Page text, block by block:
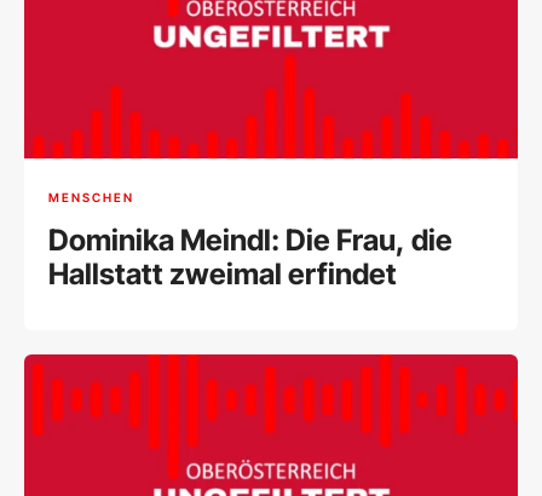
MENSCHEN
Dominika Meindl: Die Frau, die
Hallstatt zweimal erfindet